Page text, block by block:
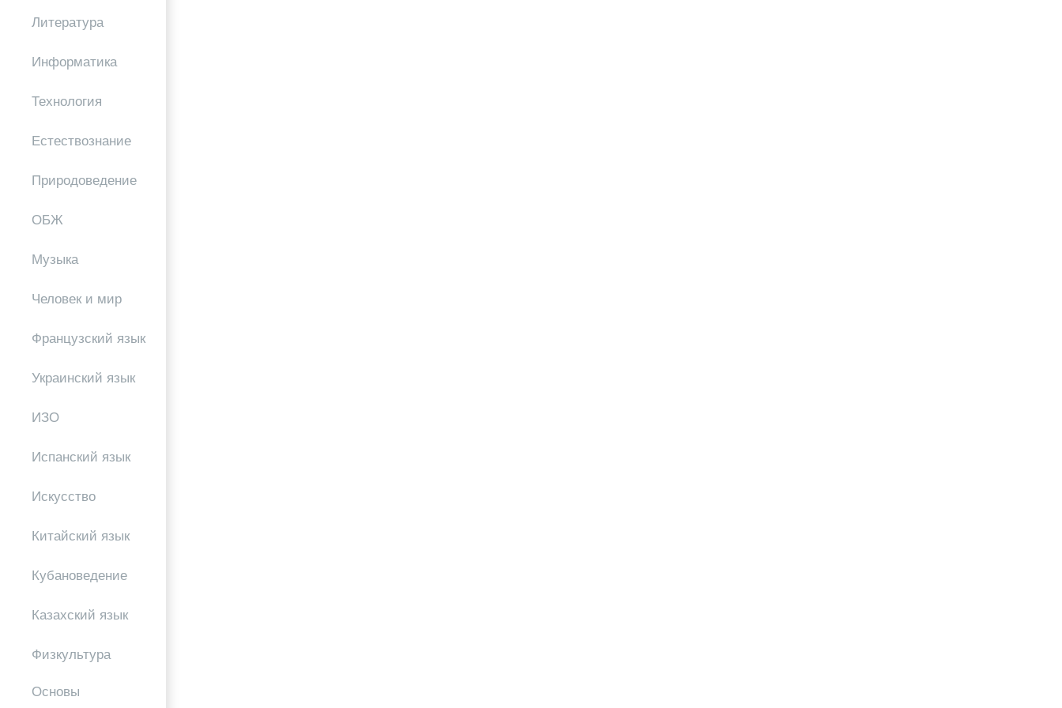
Литература
Информатика
Технология
Естествознание
Природоведение
ОБЖ
Музыка
Человек и мир
Французский язык
Украинский язык
ИЗО
Испанский язык
Искусство
Китайский язык
Кубановедение
Казахский язык
Физкультура
Основы